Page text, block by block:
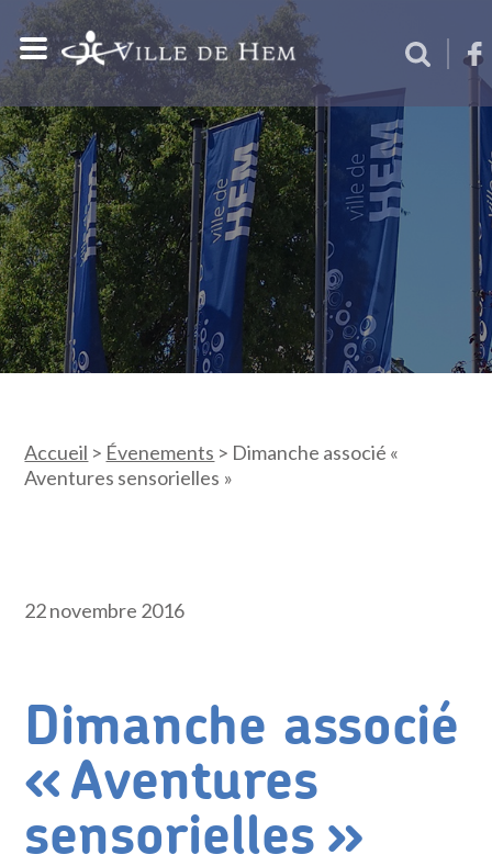
Accueil > Évenements > Dimanche associé «
Aventures sensorielles »
22 novembre 2016
Dimanche associé
« Aventures
sensorielles »